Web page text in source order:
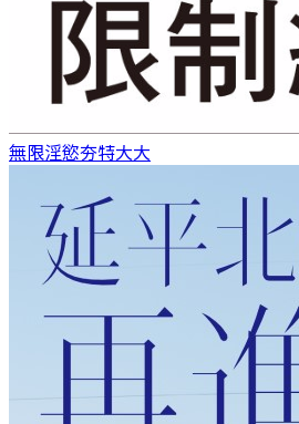
無限淫慾夯特大大